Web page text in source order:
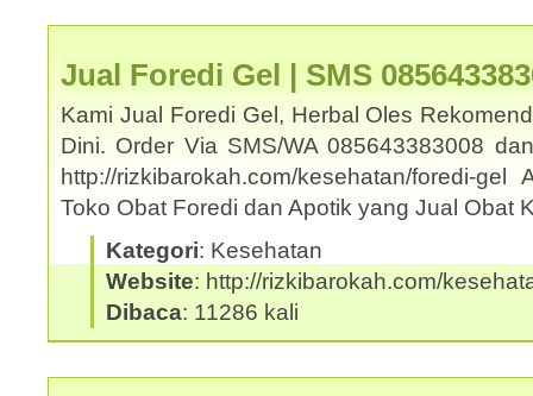
Jual Foredi Gel | SMS
Kami Jual Foredi Gel, Herbal Oles
Dini. Order Via SMS/WA 085643383008
http://rizkibarokah.com/kesehatan/foredi-
Toko Obat Foredi dan Apotik yang Jual Obat
Kategori: Kesehatan
Website: http://rizkibarokah.com/
Dibaca: 11286 kali